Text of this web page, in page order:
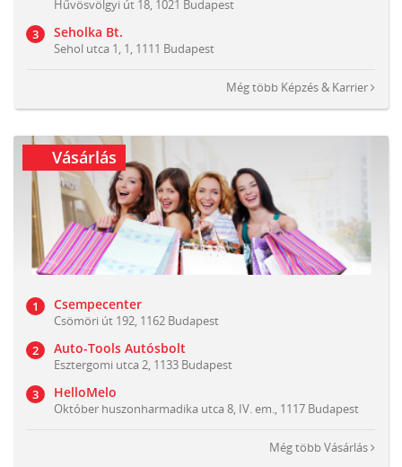
Hűvösvölgyi út 18, 1021 Budapest
Seholka Bt.
Sehol utca 1, 1, 1111 Budapest
Még több Képzés & Karrier
Vásárlás
Csempecenter
Csömöri út 192, 1162 Budapest
Auto-Tools Autósbolt
Esztergomi utca 2, 1133 Budapest
HelloMelo
Október huszonharmadika utca 8, IV. em., 1117 Budapest
Még többVásárlás